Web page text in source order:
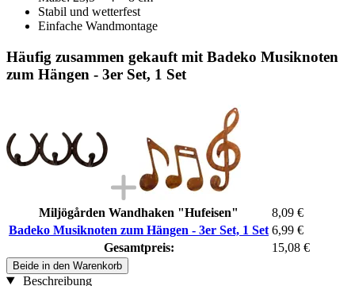
Stabil und wetterfest
Einfache Wandmontage
Häufig zusammen gekauft mit Badeko Musiknoten
zum Hängen - 3er Set, 1 Set
Miljögården Wandhaken "Hufeisen"
8,09 €
Badeko Musiknoten zum Hängen - 3er Set, 1 Set 6,99 €
Gesamtpreis:
15,08 €
Beide in den Warenkorb
Beschreibung